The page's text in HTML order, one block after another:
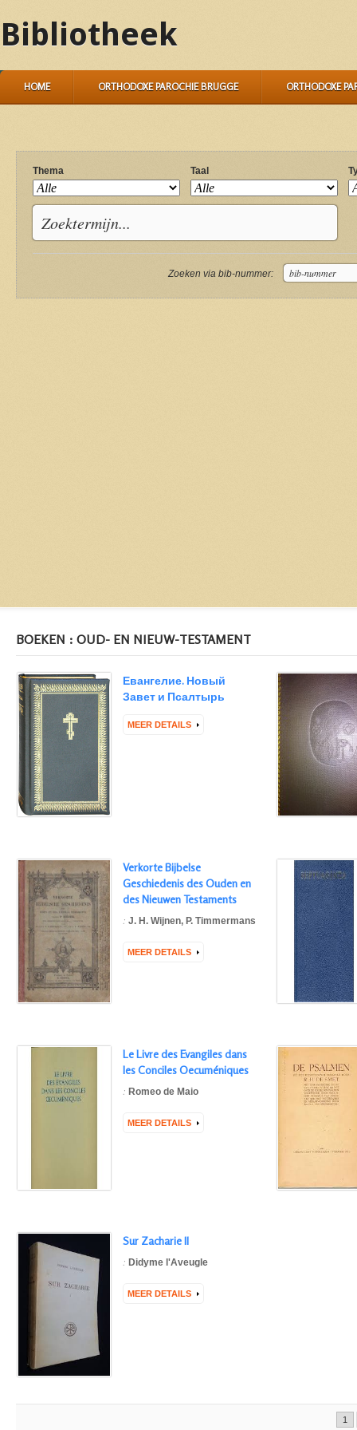
Bibliotheek
HOME ORTHODOXE PAROCHIE BRUGGE ORTHODOXE
Thema Taal
Zoeken via bib-nummer:
BOEKEN : OUD- EN NIEUW-TESTAMENT
Евангелие. Новый
Завет и Псалтырь
MEER DETAILS
Verkorte Bijbelse
Geschiedenis des Ouden en
des Nieuwen Testaments
: J. H. Wijnen, P. Timmermans
MEER DETAILS
Le Livre des Evangiles dans
les Conciles Oecuméniques
: Romeo de Maio
MEER DETAILS
Sur Zacharie II
: Didyme l'Aveugle
MEER DETAILS
1